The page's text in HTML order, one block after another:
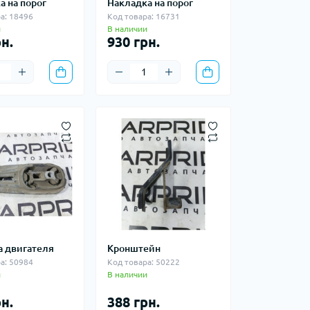
на порог
18496
Накладка на порог
Код товара: 16731
В наличии
930 грн.
50984
Кронштейн
Код товара: 50222
В наличии
388 грн.